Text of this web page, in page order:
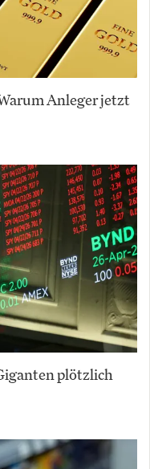
Anleger jetzt
plötzlich